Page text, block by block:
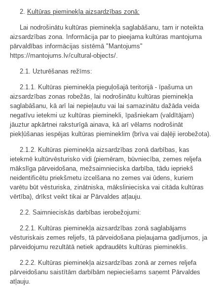
2. Kultūras pieminekļa aizsardzības zonā:
Lai nodrošinātu kultūras pieminekļa saglabāšanu, tam ir noteikta
aizsardzības zona. Informācija par to pieejama kultūras mantojuma
pārvaldības informācijas sistēmā "Mantojums"
https://mantojums.lv/cultural-objects/.
2.1. Uzturēšanas režīms:
2.1.1. Kultūras pieminekļa pieguļošajā teritorijā - īpašuma un
aizsardzības zonas robežās, lai nodrošinātu kultūras pieminekļa
saglabāšanu, kā arī lai nepieļautu vai lai samazinātu dažāda veida
negatīvu ietekmi uz kultūras pieminekli, īpašniekam (valdītājam)
jāuztur apkārtnei raksturīgā ainava, kā arī vēlams nodrošināt
piekļūšanas iespējas kultūras piemineklim (brīva vai daļēji ierobežota).
2.1.2. Kultūras pieminekļa aizsardzības zonā darbības, kas
ietekmē kultūrvēsturisko vidi (piemēram, būvniecība, zemes reljefa
mākslīga pārveidošana, mežsaimnieciska darbība, tādu iepriekš
neidentificētu priekšmetu izcelšana no zemes vai ūdens, kuriem
varētu būt vēsturiska, zinātniska, mākslinieciska vai citāda kultūras
vērtība), drīkst veikt tikai ar Pārvaldes atļauju.
2.2. Saimnieciskās darbības ierobežojumi:
2.2.1. Kultūras pieminekļa aizsardzības zonā saglabājams
vēsturiskais zemes reljefs, tā pārveidošana pieļaujama gadījumos, ja
pārveidojumu rezultātā netiek apdraudēts kultūras piemineklis.
2.2.2. Kultūras pieminekļa aizsardzības zonā ar zemes reljefa
pārveidošanu saistītām darbībām nepieciešams saņemt Pārvaldes
atļauju.